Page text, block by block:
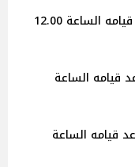
أسوان موعد قيامه الساعة 12.00
موعد قيامه الساعة
موعد قيامه الساعة